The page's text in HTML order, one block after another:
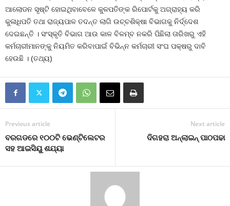
ଆଲୋଡନ ସୃଷ୍ଟି ହୋଇଥିବାବେଳେ କୁଳପତିଙ୍କ ରିପୋର୍ଟକୁ ଅଗ୍ରାହ୍ୟ କରି
କୁଳାଧିପତି ତଥା ରାଜ୍ୟପାଳ ତଦନ୍ତ ଲାଗି ଉଚ୍ଚଶିକ୍ଷା ବିଭାଗକୁ ନିର୍ଦ୍ଦେଶ
ଦେଇଛନ୍ତି । ସଂସ୍କୃତି ବିଭାଗ ଆଉ କାଳ ବିଳମ୍ବ ନକରି ପିଛିଲା ତାରିଖରୁ ଏହି
କର୍ମଚାରୀମାନଙ୍କୁ ନିୟମିତ କରିବାପାଇଁ ବିଭିନ୍ନ କର୍ମଚାରୀ ସଂଘ ପକ୍ଷରୁ ଦାବି
ହେଉଛି । (ତଥ୍ୟ)
Previous article
ବରଗଡରେ ୧୦୦ଟି ଭେଣ୍ଟିଲେଟର
ସହ ଆଇସିୟୁ ଶଯ୍ୟା
Next article
ଦିଗହରା ଅନ୍‍ଲାଇନ୍‍ ପାଠପଢା